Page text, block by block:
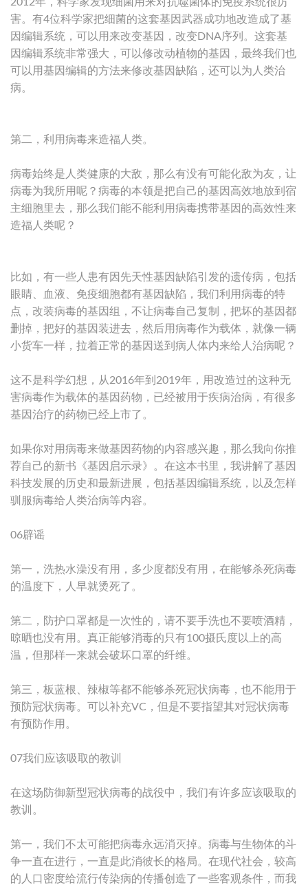
2012年，科学家发现细菌用来对抗噬菌体的免疫系统很厉
害。有4位科学家把细菌的这套基因武器成功地改造成了基
因编辑系统，可以用来改变基因，改变DNA序列。这套基
因编辑系统非常强大，可以修改动植物的基因，最终我们也
可以用基因编辑的方法来修改基因缺陷，还可以为人类治
病。
第二，利用病毒来造福人类。
病毒始终是人类健康的大敌，那么有没有可能化敌为友，让
病毒为我所用呢？病毒的本领是把自己的基因高效地放到宿
主细胞里去，那么我们能不能利用病毒携带基因的高效性来
造福人类呢？
比如，有一些人患有因先天性基因缺陷引发的遗传病，包括
眼睛、血液、免疫细胞都有基因缺陷，我们利用病毒的特
点，改装病毒的基因组，不让病毒自己复制，把坏的基因都
删掉，把好的基因装进去，然后用病毒作为载体，就像一辆
小货车一样，拉着正常的基因送到病人体内来给人治病呢？
这不是科学幻想，从2016年到2019年，用改造过的这种无
害病毒作为载体的基因药物，已经被用于疾病治病，有很多
基因治疗的药物已经上市了。
如果你对用病毒来做基因药物的内容感兴趣，那么我向你推
荐自己的新书《基因启示录》。在这本书里，我讲解了基因
科技发展的历史和最新进展，包括基因编辑系统，以及怎样
驯服病毒给人类治病等内容。
06辟谣
第一，洗热水澡没有用，多少度都没有用，在能够杀死病毒
的温度下，人早就烫死了。
第二，防护口罩都是一次性的，请不要手洗也不要喷酒精，
晾晒也没有用。真正能够消毒的只有100摄氏度以上的高
温，但那样一来就会破坏口罩的纤维。
第三，板蓝根、辣椒等都不能够杀死冠状病毒，也不能用于
预防冠状病毒。可以补充VC，但是不要指望其对冠状病毒
有预防作用。
07我们应该吸取的教训
在这场防御新型冠状病毒的战役中，我们有许多应该吸取的
教训。
第一，我们不太可能把病毒永远消灭掉。病毒与生物体的斗
争一直在进行，一直是此消彼长的格局。在现代社会，较高
的人口密度给流行传染病的传播创造了一些客观条件，而我